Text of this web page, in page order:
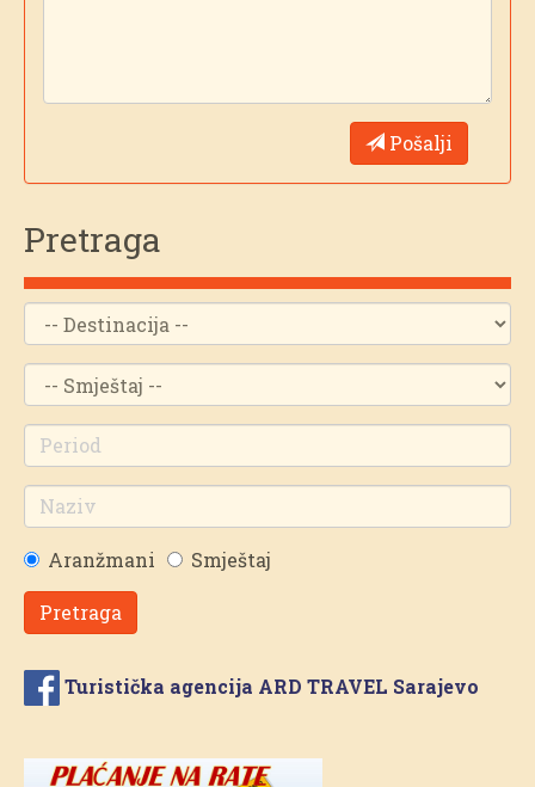
Pošalji
Pretraga
Aranžmani Smještaj
Pretraga
Turistička agencija ARD TRAVEL Sarajevo